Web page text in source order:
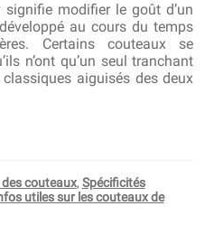
modifier le goût d’un
au cours du temps
Certains couteaux se
n’ont qu’un seul tranchant
aiguisés des deux
couteaux, Spécificités
utiles sur les couteaux de